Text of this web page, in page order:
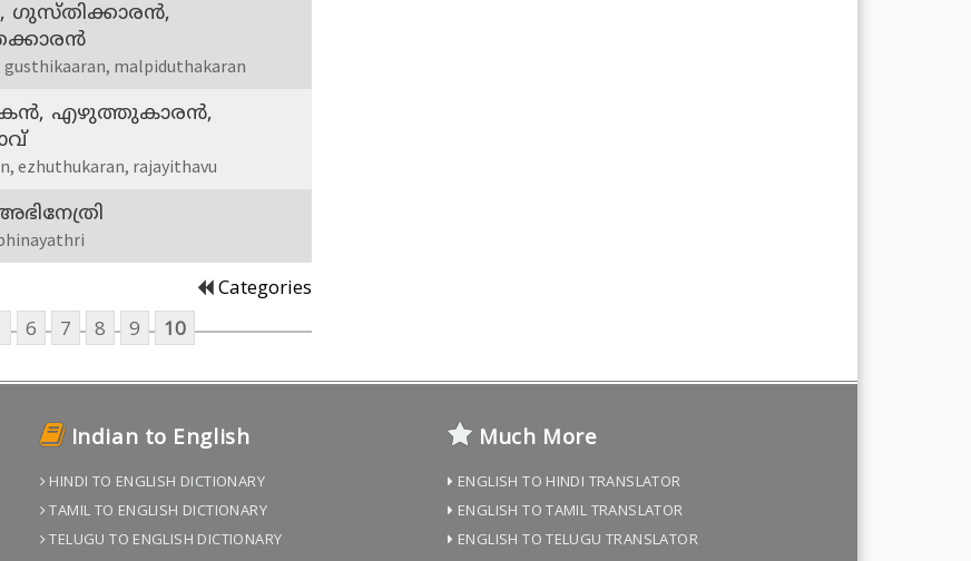
ഗുസ്തിക്കാരന്‍,
gusthikaaran, malpiduthakaran
എഴുത്തുകാരന്‍,
ezhuthukaran, rajayithavu
Categories
6 7 8 9 10
Indian to English
HINDI TO ENGLISH DICTIONARY
TAMIL TO ENGLISH DICTIONARY
TELUGU TO ENGLISH DICTIONARY
Much More
ENGLISH TO HINDI TRANSLATOR
ENGLISH TO TAMIL TRANSLATOR
ENGLISH TO TELUGU TRANSLATOR